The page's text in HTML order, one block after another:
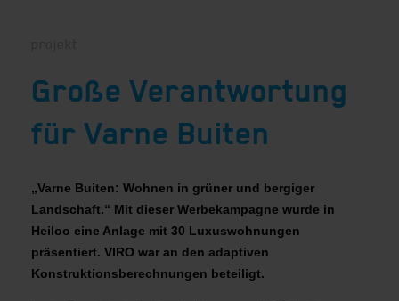
Große Verantwortung
für Varne Buiten
„Varne Buiten: Wohnen in grüner und bergiger
Landschaft.“ Mit dieser Werbekampagne wurde in
Heiloo eine Anlage mit 30 Luxuswohnungen
präsentiert. VIRO war an den adaptiven
Konstruktionsberechnungen beteiligt.